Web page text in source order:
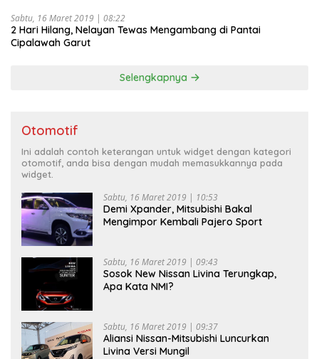
Sabtu, 16 Maret 2019 | 08:22
2 Hari Hilang, Nelayan Tewas Mengambang di Pantai
Cipalawah Garut
Selengkapnya
Otomotif
Ini adalah contoh keterangan untuk widget dengan kategori
otomotif, anda bisa dengan mudah memasukkannya pada
widget.
Sabtu, 16 Maret 2019 | 10:53
Demi Xpander, Mitsubishi Bakal
Mengimpor Kembali Pajero Sport
Sabtu, 16 Maret 2019 | 09:43
Sosok New Nissan Livina Terungkap,
Apa Kata NMI?
Sabtu, 16 Maret 2019 | 09:37
Aliansi Nissan-Mitsubishi Luncurkan
Livina Versi Mungil